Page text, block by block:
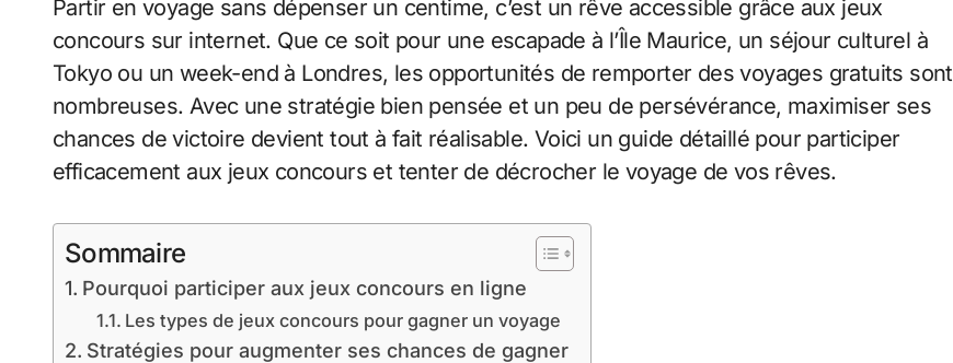
Partir en voyage sans dépenser un centime, c’est un rêve accessible grâce aux jeux
concours sur internet. Que ce soit pour une escapade à l’Île Maurice, un séjour culturel à
Tokyo ou un week-end à Londres, les opportunités de remporter des voyages gratuits sont
nombreuses. Avec une stratégie bien pensée et un peu de persévérance, maximiser ses
chances de victoire devient tout à fait réalisable. Voici un guide détaillé pour participer
efficacement aux jeux concours et tenter de décrocher le voyage de vos rêves.
Sommaire
Pourquoi participer aux jeux concours en ligne
Les types de jeux concours pour gagner un voyage
Stratégies pour augmenter ses chances de gagner